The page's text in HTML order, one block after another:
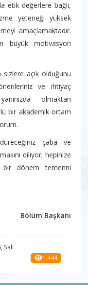
etik değerlere bağlı,
yeteneği yüksek
amaçlamaktadır.
büyük motivasyon
sizlere açık olduğunu
ve ihtiyaç
olmaktan
bir akademik ortam
çaba ve
diliyor; hepinize
bir dönem temenni
Bölüm Başkanı
Salı
1.444